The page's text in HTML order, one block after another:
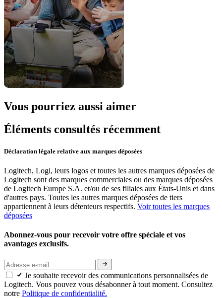
Vous pourriez aussi aimer
Éléments consultés récemment
Déclaration légale relative aux marques déposées
Logitech, Logi, leurs logos et toutes les autres marques déposées de
Logitech sont des marques commerciales ou des marques déposées
de Logitech Europe S.A. et/ou de ses filiales aux États-Unis et dans
d'autres pays. Toutes les autres marques déposées de tiers
appartiennent à leurs détenteurs respectifs. Voir toutes les marques
déposées
Abonnez-vous pour recevoir votre offre spéciale et vos
avantages exclusifs.
Je souhaite recevoir des communications personnalisées de
Logitech. Vous pouvez vous désabonner à tout moment. Consultez
notre Politique de confidentialité.